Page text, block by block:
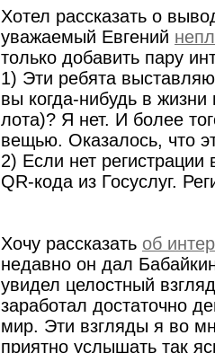
Хотел рассказать о
уважаемый Евгений
только добавить пару
1) Эти ребята
вы когда-нибудь в
лота)? Я нет. И более
вещью. Оказалось, что
2) Если нет
QR-кода из Госуслуг.
Хочу рассказать об
недавно он дал
увидел целостный
заработал достаточно
мир. Эти взгляды я во
приятно услышать так